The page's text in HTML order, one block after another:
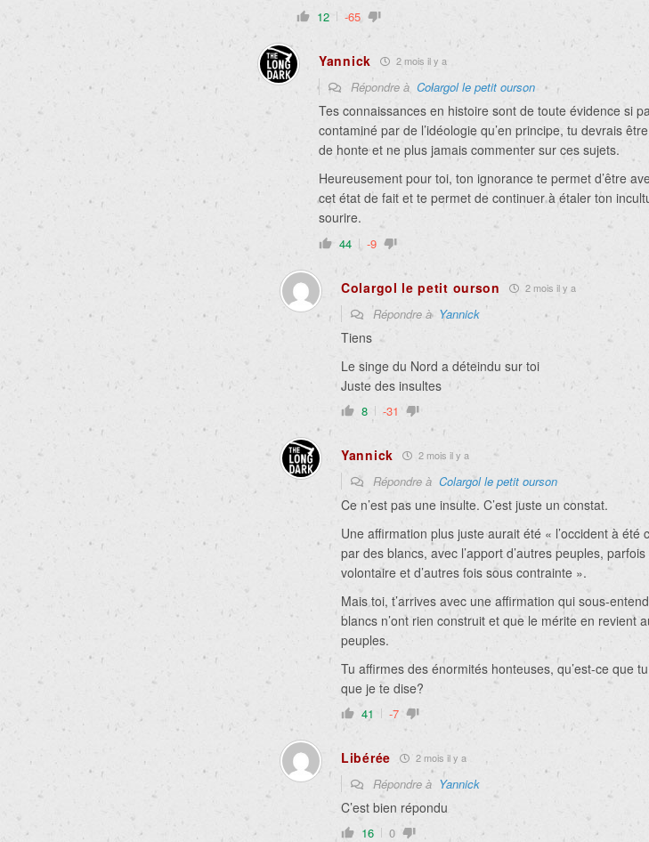
12 -65
Yannick 2 mois il y a
Répondre à Colargol le petit ourson
Tes connaissances en histoire sont de toute évidence si
contaminé par de l’idéologie qu’en principe, tu devrais
de honte et ne plus jamais commenter sur ces sujets.
Heureusement pour toi, ton ignorance te permet d’être
cet état de fait et te permet de continuer à étaler ton
sourire.
44 -9
Colargol le petit ourson 2 mois il y a
Répondre à Yannick
Tiens
Le singe du Nord a déteindu sur toi
Juste des insultes
8 -31
Yannick 2 mois il y a
Répondre à Colargol le petit ourson
Ce n’est pas une insulte. C’est juste un constat.
Une affirmation plus juste aurait été « l’occident à été
par des blancs, avec l’apport d’autres peuples,
volontaire et d’autres fois sous contrainte ».
Mais toi, t’arrives avec une affirmation qui sous-
blancs n’ont rien construit et que le mérite en revient
peuples.
Tu affirmes des énormités honteuses, qu’est-ce que
que je te dise?
41 -7
Libérée 2 mois il y a
Répondre à Yannick
C’est bien répondu
16 0